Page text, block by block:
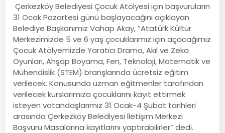
Çerkezköy Belediyesi Çocuk Atölyesi için başvuruların
31 Ocak Pazartesi günü başlayacağını açıklayan
Belediye Başkanımız Vahap Akay, “Atatürk Kültür
Merkezimizde 5 ve 6 yaş çocuklarımız için açacağımız
Çocuk Atölyemizde Yaratıcı Drama, Akıl ve Zeka
Oyunları, Ahşap Boyama, Fen, Teknoloji, Matematik ve
Mühendislik (STEM) branşlarında ücretsiz eğitim
verilecek. Konusunda uzman eğitmenler tarafından
verilecek kurslarımıza çocuklarını kayıt ettirmek
isteyen vatandaşlarımız 31 Ocak-4 Şubat tarihleri
arasında Çerkezköy Belediyesi İletişim Merkezi
Başvuru Masalarına kayıtlarını yaptırabilirler” dedi.